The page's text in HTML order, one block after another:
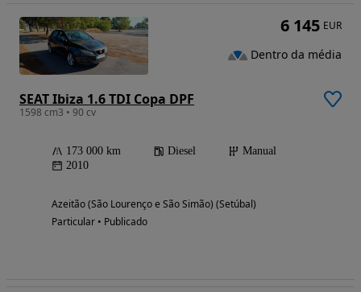
SEAT Ibiza 1.6 TDI Copa DPF
1598 cm3 • 90 cv
173 000 km Diesel
Manual
2010
Azeitão (São Lourenço e São Simão) (Setúbal)
Particular • Publicado
6 145 EUR
Dentro da média